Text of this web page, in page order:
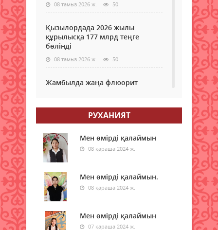
08 тамыз 2026 ж. 50
Қызылордада 2026 жылы
құрылысқа 177 млрд теңге
бөлінді
08 тамыз 2026 ж. 50
Жамбылда жаңа флюорит
жауын-шашынсыз ауа райы
күтіледі
08 тамыз 2026 ж.
Ғалымдар «климаттық
әткеншек» құбылысы туралы
ескертті
08 тамыз 2026 ж. 53
РУХАНИЯТ
Мен өмірді қалаймын
08 қараша 2024 ж.
Мен өмірді қалаймын.
08 қараша 2024 ж.
Мен өмірді қалаймын
07 қараша 2024 ж.